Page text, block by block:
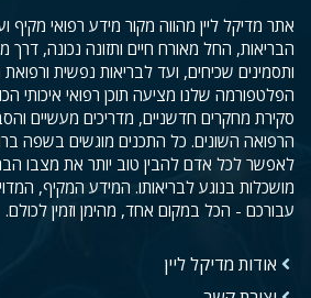
אתר מדיקל ליין מהווה מקור מידע רפואי מקיף
הבריאות, החל מאורח חיים ותזונה נכונה, דרך
ותסמינים שכיחים, ועד לבריאות נפשית
הפלטפורמה שלנו מציעה תוכן רפואי איכותי
סקירת מחקרים חדשניים, מדריכים מעשיים
הרפואה השונים. כל התכנים מוגשים בשפה
לאפשר לכל אדם להבין טוב יותר את מצבו
מושכלות בנוגע לבריאותו. המידע המקיף,
עבורכם - הכל במקום אחד, מהימן וזמין לכולם.
אודות מדיקל ליין